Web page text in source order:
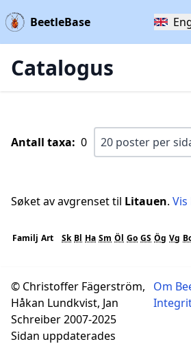
BeetleBase
Catalogus
Antall taxa: 0
Søket av avgrenset til Litauen.
Familj Art Sk Bl Ha Sm Öl Go GS Ög Vg
© Christoffer Fägerström,
Håkan Lundkvist, Jan
Schreiber 2007-2025
Sidan uppdaterades
Om